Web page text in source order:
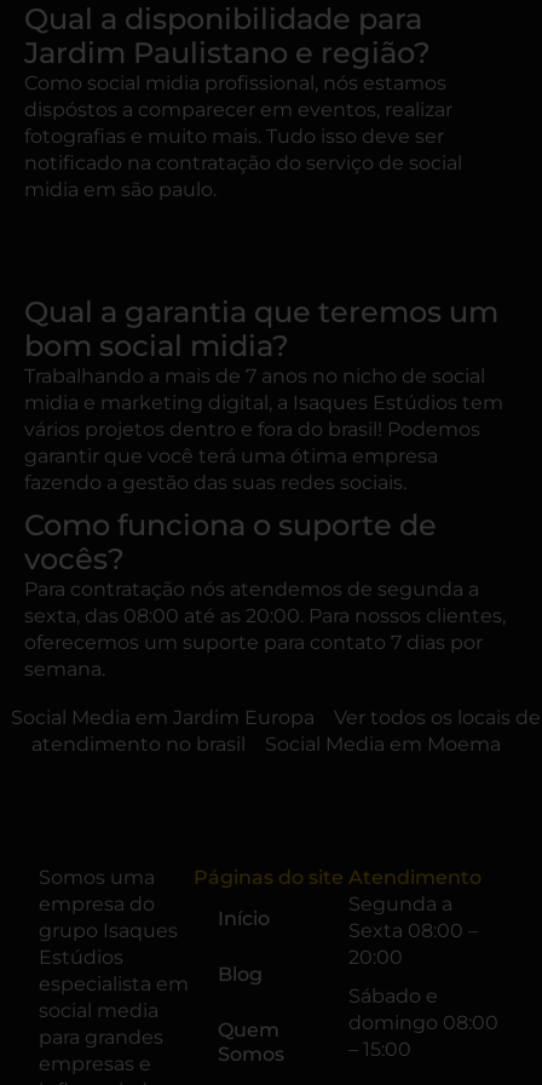
Qual a disponibilidade para
Jardim Paulistano e região?
Como social midia profissional, nós estamos
dispóstos a comparecer em eventos, realizar
fotografias e muito mais. Tudo isso deve ser
notificado na contratação do serviço de social
midia em são paulo.
Qual a garantia que teremos um
bom social midia?
Trabalhando a mais de 7 anos no nicho de social
midia e marketing digital, a Isaques Estúdios tem
vários projetos dentro e fora do brasil! Podemos
garantir que você terá uma ótima empresa
fazendo a gestão das suas redes sociais.
Como funciona o suporte de
vocês?
Para contratação nós atendemos de segunda a
sexta, das 08:00 até as 20:00. Para nossos clientes,
oferecemos um suporte para contato 7 dias por
semana.
Social Media em Jardim Europa
Ver todos os locais de
atendimento no brasil
Social Media em Moema
Somos uma
empresa do
grupo Isaques
Estúdios
especialista em
social media
para grandes
empresas e
Páginas do site
Início
Blog
Quem
Somos
Atendimento
Segunda a
Sexta 08:00 –
20:00
Sábado e
domingo 08:00
– 15:00